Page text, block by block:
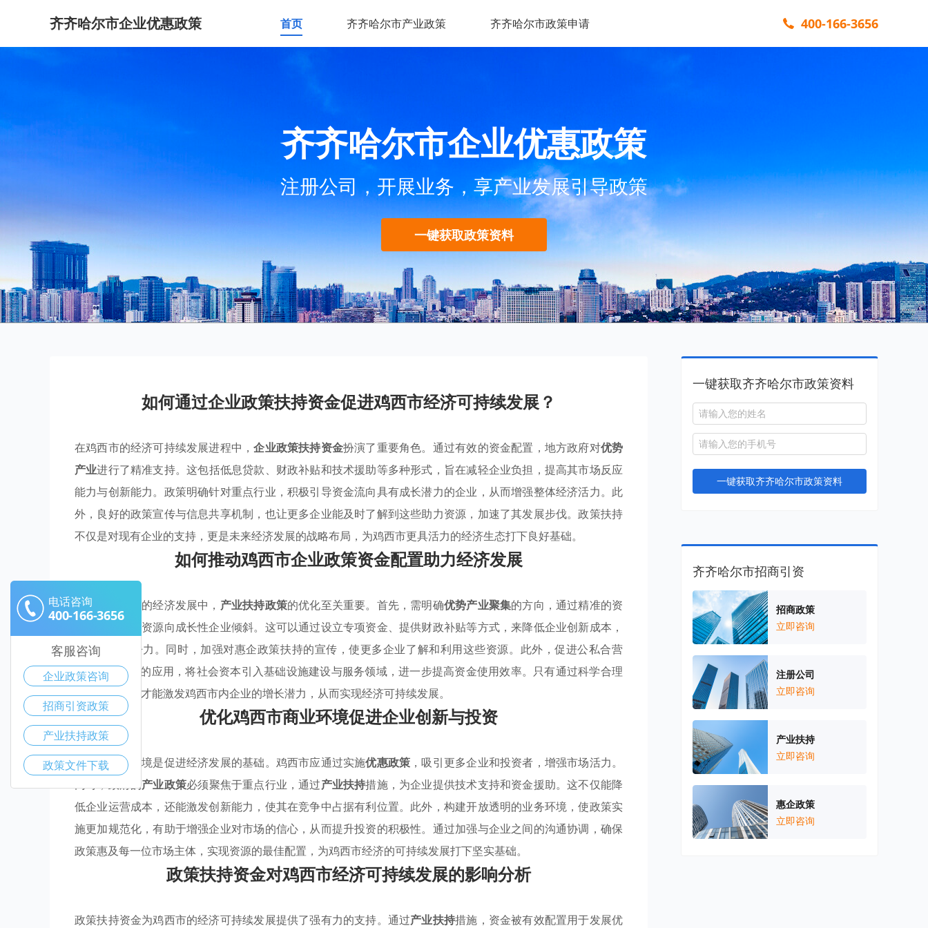
齐齐哈尔市企业优惠政策 首页 齐齐哈尔市产业政策 齐齐哈尔市政策申请 400-166-3656
齐齐哈尔市企业优惠政策
注册公司，开展业务，享产业发展引导政策
一键获取政策资料
如何通过企业政策扶持资金促进鸡西市经济可持续发展？
在鸡西市的经济可持续发展进程中，企业政策扶持资金扮演了重要角色。通过有效的资金配置，地方政府对优势
产业进行了精准支持。这包括低息贷款、财政补贴和技术援助等多种形式，旨在减轻企业负担，提高其市场反应
能力与创新能力。政策明确针对重点行业，积极引导资金流向具有成长潜力的企业，从而增强整体经济活力。此
外，良好的政策宣传与信息共享机制，也让更多企业能及时了解到这些助力资源，加速了其发展步伐。政策扶持
不仅是对现有企业的支持，更是未来经济发展的战略布局，为鸡西市更具活力的经济生态打下良好基础。
如何推动鸡西市企业政策资金配置助力经济发展
在推动鸡西市的经济发展中， 产业扶持政策的优化至关重要。首先，需明确优势产业聚集的方向，通过精准的资
金配置，引导资源向成长性企业倾斜。这可以通过设立专项资金、提供财政补贴等方式，来降低企业创新成本，
提高市场竞争力。同时，加强对惠企政策扶持的宣传，使更多企业了解和利用这些资源。此外，促进公私合营
（PPP）模式的应用，将社会资本引入基础设施建设与服务领域，进一步提高资金使用效率。只有通过科学合理
的资金配置，才能激发鸡西市内企业的增长潜力，从而实现经济可持续发展。
优化鸡西市商业环境促进企业创新与投资
有效的商业环境是促进经济发展的基础。鸡西市应通过实施优惠政策 ，吸引更多企业和投资者，增强市场活力。
同时，政府的产业政策必须聚焦于重点行业，通过产业扶持措施，为企业提供技术支持和资金援助。这不仅能降
低企业运营成本，还能激发创新能力，使其在竞争中占据有利位置。此外，构建开放透明的业务环境，使政策实
施更加规范化，有助于增强企业对市场的信心，从而提升投资的积极性。通过加强与企业之间的沟通协调，确保
政策惠及每一位市场主体，实现资源的最佳配置，为鸡西市经济的可持续发展打下坚实基础。
政策扶持资金对鸡西市经济可持续发展的影响分析
政策扶持资金为鸡西市的经济可持续发展提供了强有力的支持。通过产业扶持措施，资金被有效配置用于发展优
一键获取齐齐哈尔市政策资料
一键获取齐齐哈尔市政策资料
齐齐哈尔市招商引资
招商政策
立即咨询
注册公司
立即咨询
产业扶持
立即咨询
惠企政策
立即咨询
电话咨询
400-166-3656
客服咨询
企业政策咨询
招商引资政策
产业扶持政策
政策文件下载